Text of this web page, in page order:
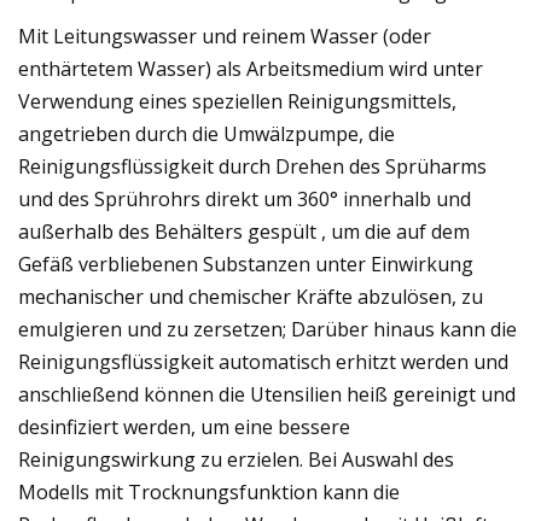
Mit Leitungswasser und reinem Wasser (oder
enthärtetem Wasser) als Arbeitsmedium wird unter
Verwendung eines speziellen Reinigungsmittels,
angetrieben durch die Umwälzpumpe, die
Reinigungsflüssigkeit durch Drehen des Sprüharms
und des Sprührohrs direkt um 360° innerhalb und
außerhalb des Behälters gespült , um die auf dem
Gefäß verbliebenen Substanzen unter Einwirkung
mechanischer und chemischer Kräfte abzulösen, zu
emulgieren und zu zersetzen; Darüber hinaus kann die
Reinigungsflüssigkeit automatisch erhitzt werden und
anschließend können die Utensilien heiß gereinigt und
desinfiziert werden, um eine bessere
Reinigungswirkung zu erzielen. Bei Auswahl des
Modells mit Trocknungsfunktion kann die